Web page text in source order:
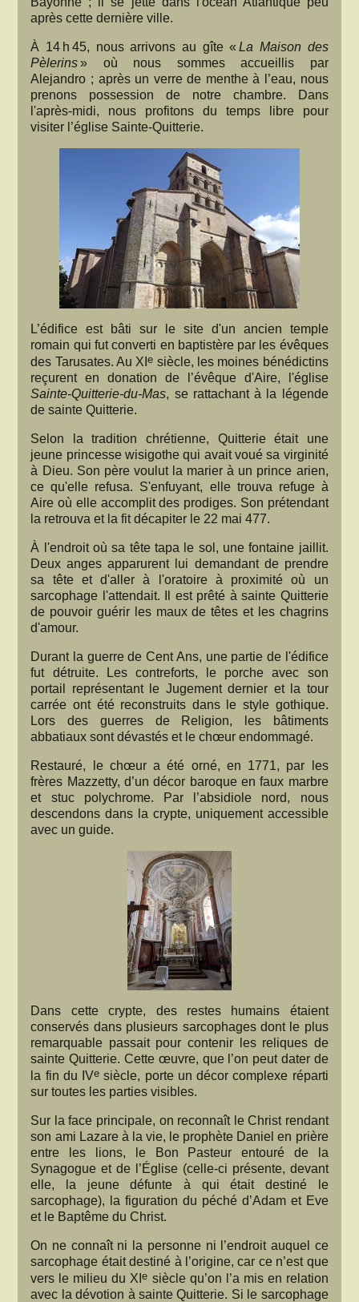
après cette dernière ville.
À 14 h 45, nous arrivons au gîte «La Maison des
Pèlerins» où nous sommes accueillis par
Alejandro ; après un verre de menthe à l’eau, nous
prenons possession de notre chambre. Dans
l'après-midi, nous profitons du temps libre pour
visiter l’église Sainte-Quitterie.
L’édifice est bâti sur le site d'un ancien temple
romain qui fut converti en baptistère par les évêques
des Tarusates. Au XIe siècle, les moines bénédictins
reçurent en donation de l’évêque d'Aire, l'église
Sainte-Quitterie-du-Mas, se rattachant à la légende
de sainte Quitterie.
Selon la tradition chrétienne, Quitterie était une
jeune princesse wisigothe qui avait voué sa virginité
à Dieu. Son père voulut la marier à un prince arien,
ce qu'elle refusa. S'enfuyant, elle trouva refuge à
Aire où elle accomplit des prodiges. Son prétendant
la retrouva et la fit décapiter le 22 mai 477.
À l'endroit où sa tête tapa le sol, une fontaine jaillit.
Deux anges apparurent lui demandant de prendre
sa tête et d'aller à l'oratoire à proximité où un
sarcophage l'attendait. Il est prêté à sainte Quitterie
de pouvoir guérir les maux de têtes et les chagrins
d'amour.
Durant la guerre de Cent Ans, une partie de l'édifice
fut détruite. Les contreforts, le porche avec son
portail représentant le Jugement dernier et la tour
carrée ont été reconstruits dans le style gothique.
Lors des guerres de Religion, les bâtiments
abbatiaux sont dévastés et le chœur endommagé.
Restauré, le chœur a été orné, en 1771, par les
frères Mazzetty, d’un décor baroque en faux marbre
et stuc polychrome. Par l’absidiole nord, nous
descendons dans la crypte, uniquement accessible
avec un guide.
Dans cette crypte, des restes humains étaient
conservés dans plusieurs sarcophages dont le plus
remarquable passait pour contenir les reliques de
sainte Quitterie. Cette œuvre, que l’on peut dater de
la fin du IVe siècle, porte un décor complexe réparti
sur toutes les parties visibles.
Sur la face principale, on reconnaît le Christ rendant
son ami Lazare à la vie, le prophète Daniel en prière
entre les lions, le Bon Pasteur entouré de la
Synagogue et de l’Église (celle-ci présente, devant
elle, la jeune défunte à qui était destiné le
sarcophage), la figuration du péché d’Adam et Eve
et le Baptême du Christ.
On ne connaît ni la personne ni l’endroit auquel ce
sarcophage était destiné à l’origine, car ce n’est que
vers le milieu du XIe siècle qu’on l’a mis en relation
avec la dévotion à sainte Quitterie. Si le sarcophage